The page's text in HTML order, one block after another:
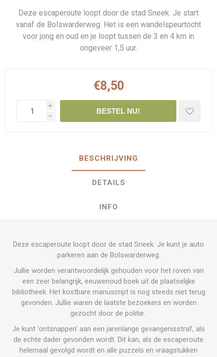
Deze escaperoute loopt door de stad Sneek. Je start
vanaf de Bolswarderweg. Het is een wandelspeurtocht
voor jong en oud en je loopt tussen de 3 en 4 km in
ongeveer 1,5 uur.
€8,50
i
h
BESTEL NU!
BESCHRIJVING
DETAILS
INFO
Deze escaperoute loopt door de stad Sneek. Je kunt je auto
parkeren aan de Bolswarderweg.
Jullie worden verantwoordelijk gehouden voor het roven van
een zeer belangrijk, eeuwenoud boek uit de plaatselijke
bibliotheek. Het kostbare manuscript is nog steeds niet terug
gevonden. Jullie waren de laatste bezoekers en worden
gezocht door de politie.
Je kunt ‘ontsnappen’ aan een jarenlange gevangenisstraf, als
de echte dader gevonden wordt. Dit kan, als de escaperoute
helemaal gevolgd wordt en alle puzzels en vraagstukken